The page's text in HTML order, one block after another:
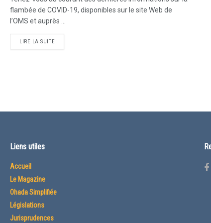
flambée de COVID-19, disponibles sur le site Web de
l’OMS et auprès ...
LIRE LA SUITE
Liens utiles
Accueil
Le Magazine
Ohada Simplifiée
Législations
Jurisprudences